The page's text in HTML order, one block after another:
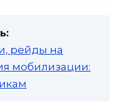
рейды на
мобилизации: